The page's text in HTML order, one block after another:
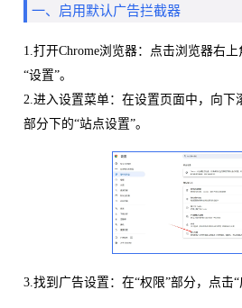
一、启用默认广告拦截器
1.打开Chrome浏览器：点击浏览器右
“设置”。
2.进入设置菜单：在设置页面中，向下
部分下的“站点设置”。
3.找到广告设置：在“权限”部分，点击“